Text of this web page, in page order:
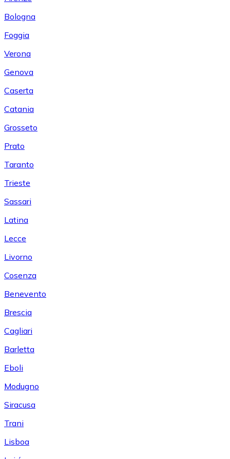
Bologna
Foggia
Verona
Genova
Caserta
Catania
Grosseto
Prato
Taranto
Trieste
Sassari
Latina
Lecce
Livorno
Cosenza
Benevento
Brescia
Cagliari
Barletta
Eboli
Modugno
Siracusa
Trani
Lisboa